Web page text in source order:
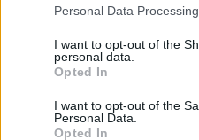
Personal Data
I want to opt-out of the
personal data.
Opted In
I want to opt-out of the
Personal Data.
Opted In
Az előfizetés a
Portfolio.hu teljes
Kötéslisták: BÉT
kötéslistái